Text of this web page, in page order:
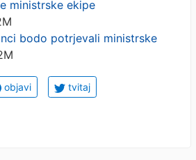
ministrske ekipe
bodo potrjevali ministrske
objavi tvitaj